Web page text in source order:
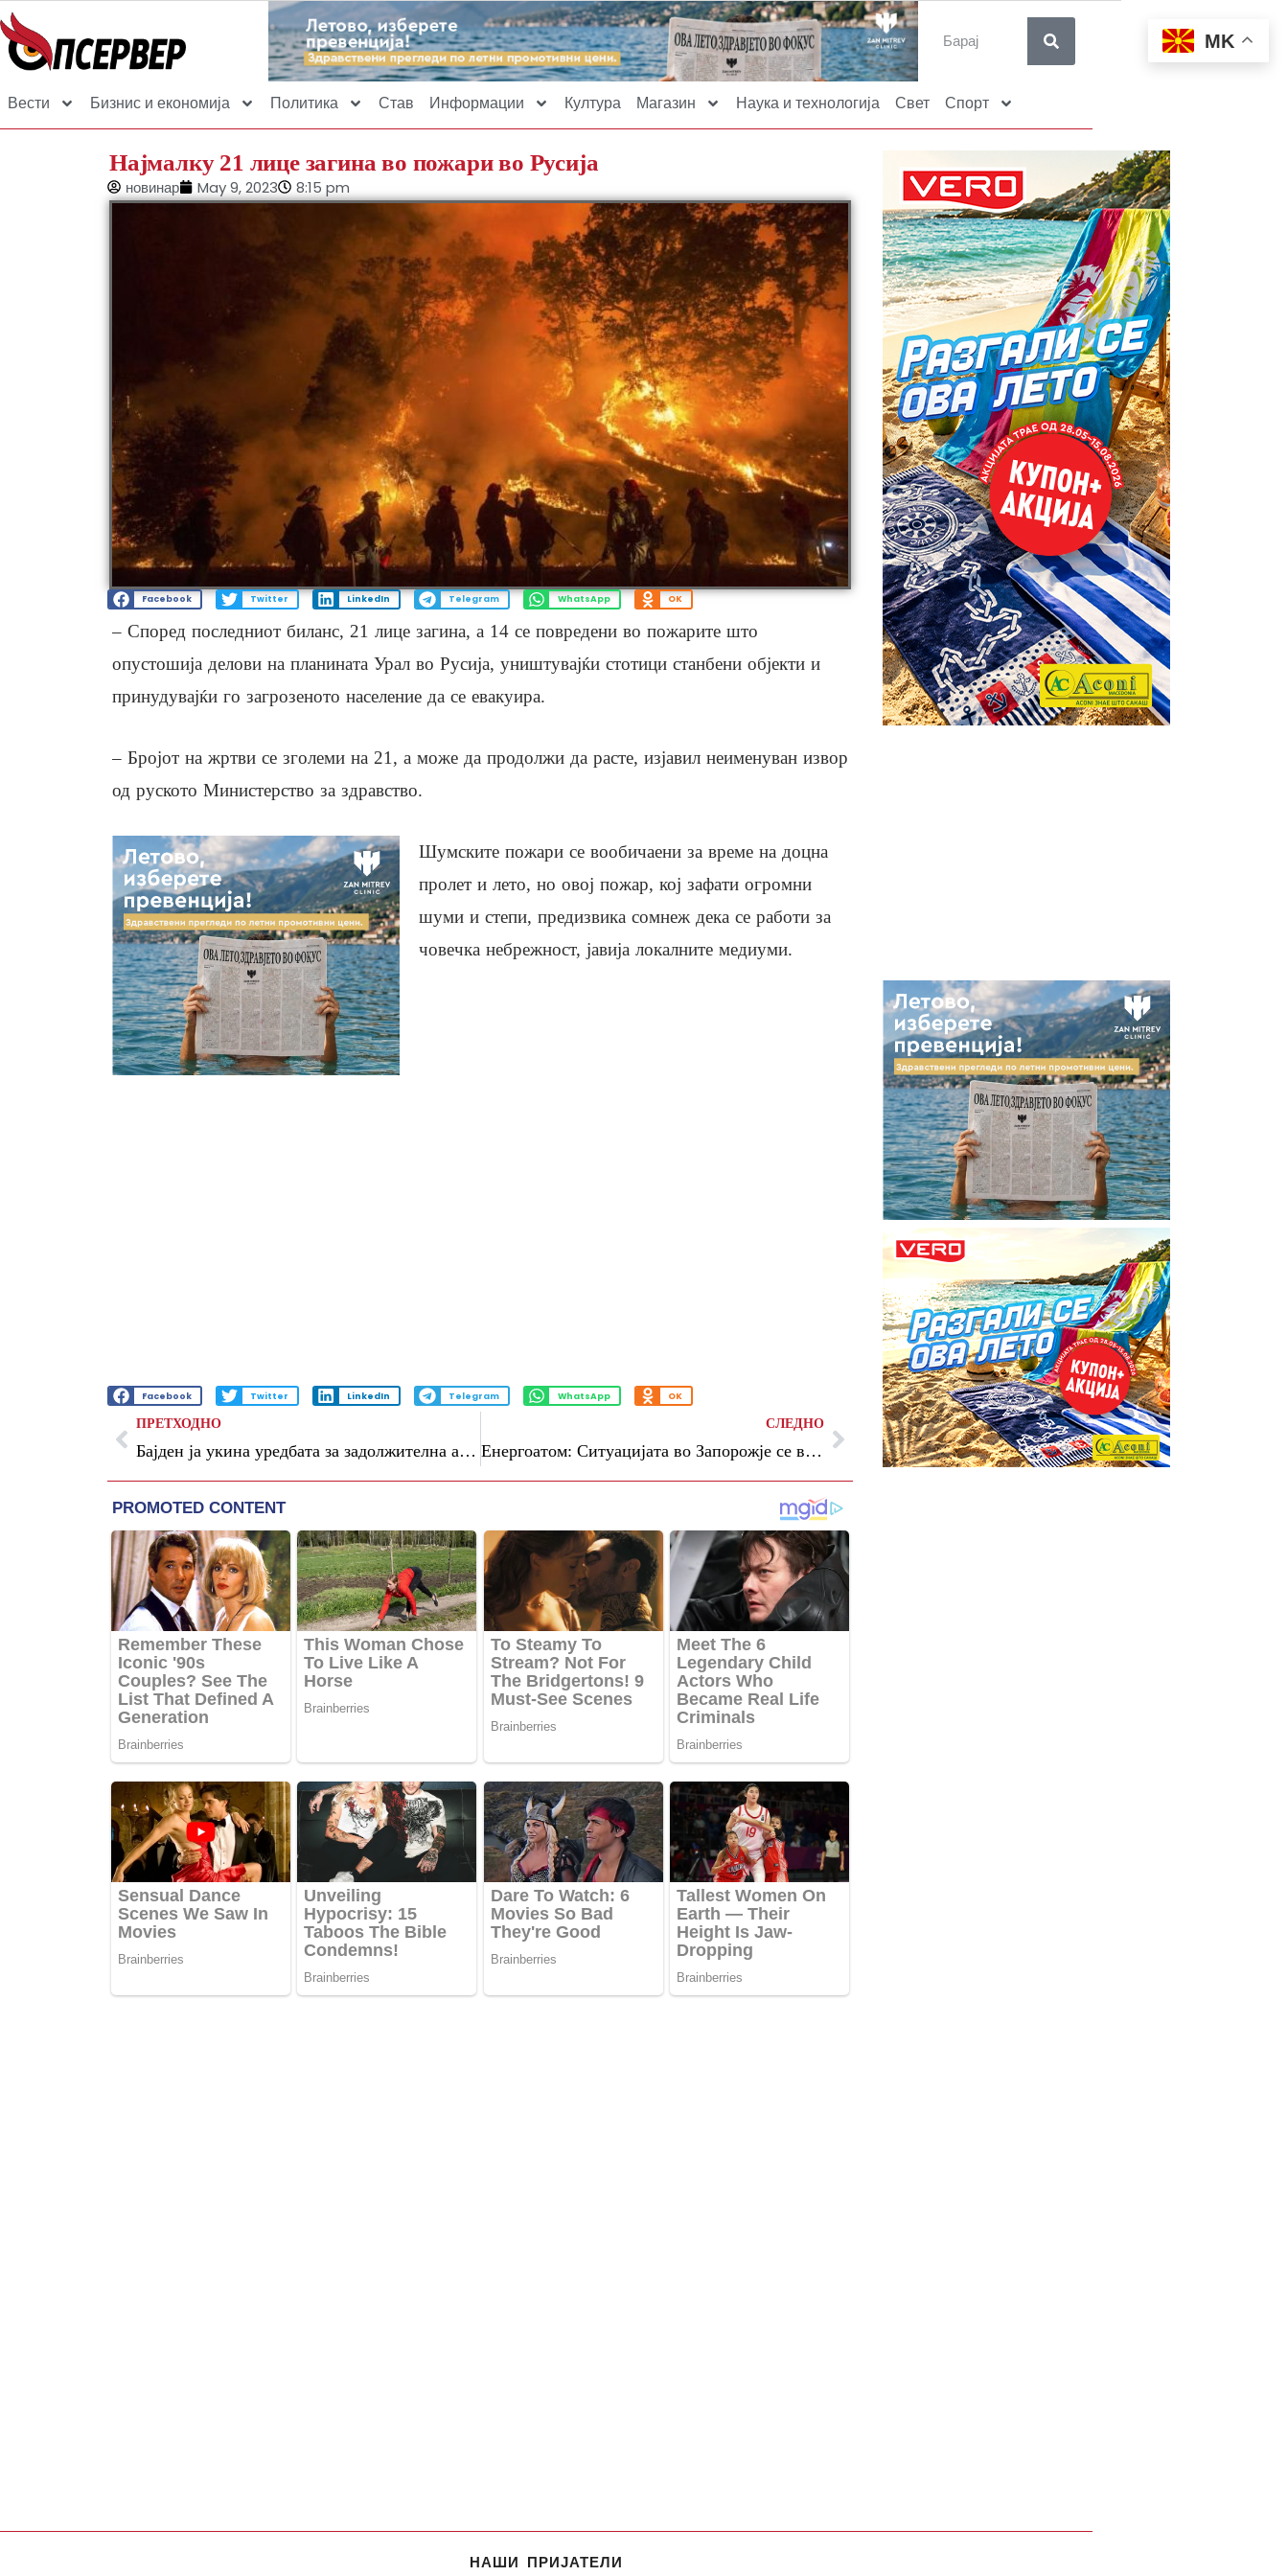
Вести Бизнис и економија Политика Став Информации Култура Магазин Наука и технологија Свет Спорт
Најмалку 21 лице загина во пожари во Русија
новинар May 9, 2023 8:15 pm
Facebook Twitter LinkedIn Telegram WhatsApp OK
– Според последниот биланс, 21 лице загина, а 14 се повредени во пожарите што
опустошија делови на планината Урал во Русија, уништувајќи стотици станбени објекти и
принудувајќи го загрозеното население да се евакуира.
– Бројот на жртви се зголеми на 21, а може да продолжи да расте, изјавил неименуван извор
од руското Министерство за здравство.
Шумските пожари се вообичаени за време на доцна
пролет и лето, но овој пожар, кој зафати огромни
шуми и степи, предизвика сомнеж дека се работи за
човечка небрежност, јавија локалните медиуми.
Facebook Twitter LinkedIn Telegram WhatsApp OK
ПРЕТХОДНО
Бајден ја укина уредбата за задолжителна анти-ковид вакцина за странски посетители
СЛЕДНО
Енергоатом: Ситуацијата во Запорожје се влошува
НАШИ ПРИЈАТЕЛИ
MK